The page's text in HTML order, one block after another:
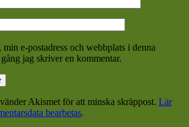
min e-postadress och webbplats i denna
jag skriver en kommentar.
Akismet för att minska skräppost. Lär
bearbetas.